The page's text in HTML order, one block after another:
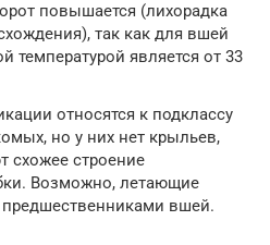
повышается (лихорадка
так как для вшей
температурой является от 33
относятся к подклассу
но у них нет крыльев,
схожее строение
Возможно, летающие
вшей.